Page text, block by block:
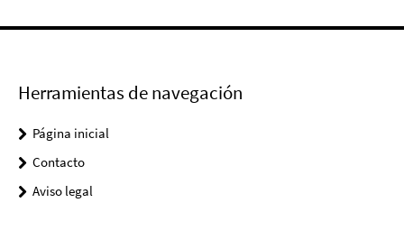
Herramientas de navegación
Página inicial
Contacto
Aviso legal